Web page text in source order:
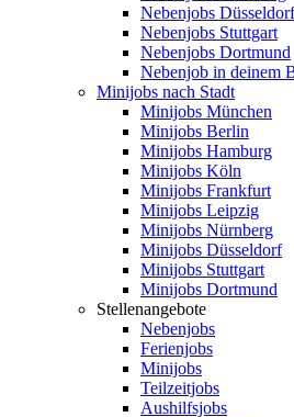
Nebenjobs Düsseldorf
Nebenjobs Stuttgart
Nebenjobs Dortmund
Nebenjob in deinem
Minijobs nach Stadt
Minijobs München
Minijobs Berlin
Minijobs Hamburg
Minijobs Köln
Minijobs Frankfurt
Minijobs Leipzig
Minijobs Nürnberg
Minijobs Düsseldorf
Minijobs Stuttgart
Minijobs Dortmund
Stellenangebote
Nebenjobs
Ferienjobs
Minijobs
Teilzeitjobs
Aushilfsjobs